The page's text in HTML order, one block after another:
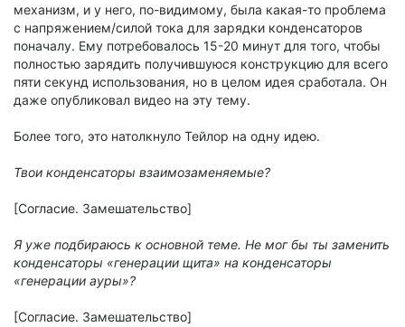
механизм, и у него, по-видимому, была какая-то проблема
с напряжением/силой тока для зарядки конденсаторов
поначалу. Ему потребовалось 15-20 минут для того, чтобы
полностью зарядить получившуюся конструкцию для всего
пяти секунд использования, но в целом идея сработала. Он
даже опубликовал видео на эту тему.
Более того, это натолкнуло Тейлор на одну идею.
Твои конденсаторы взаимозаменяемые?
[Согласие. Замешательство]
Я уже подбираюсь к основной теме. Не мог бы ты заменить
конденсаторы «генерации щита» на конденсаторы
«генерации ауры»?
[Согласие. Замешательство]